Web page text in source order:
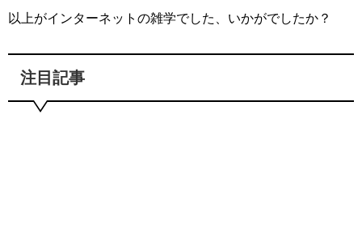
以上がインターネットの雑学でした、いかがでしたか？
注目記事